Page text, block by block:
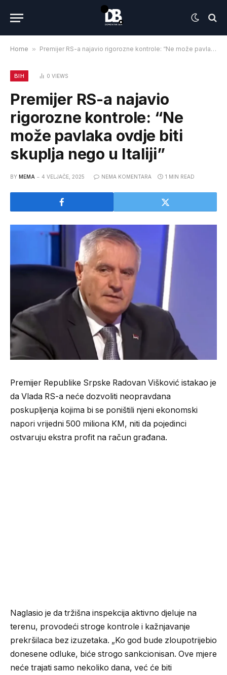
Home » Premijer RS-a najavio rigorozne kontrole: “Ne može pavlaka ovdje biti skuplja nego u Italiji”
BIH 0 VIEWS
Premijer RS-a najavio
rigorozne kontrole: “Ne
može pavlaka ovdje biti
skuplja nego u Italiji”
BY MEMA 4 VELJAČE, 2025 NEMA KOMENTARA 1 MIN READ
Premijer Republike Srpske Radovan Višković istakao je
da Vlada RS-a neće dozvoliti neopravdana
poskupljenja kojima bi se poništili njeni ekonomski
napori vrijedni 500 miliona KM, niti da pojedinci
ostvaruju ekstra profit na račun građana.
Naglasio je da tržišna inspekcija aktivno djeluje na
terenu, provodeći stroge kontrole i kažnjavanje
prekršilaca bez izuzetaka. „Ko god bude zloupotrijebio
donesene odluke, biće strogo sankcionisan. Ove mjere
neće trajati samo nekoliko dana, već će biti